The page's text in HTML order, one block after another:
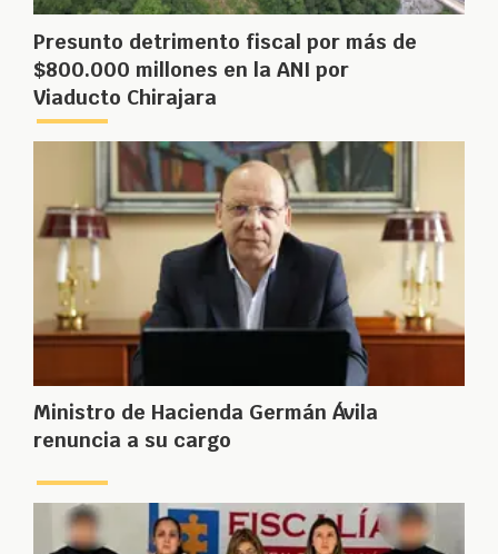
Presunto detrimento fiscal por más de
$800.000 millones en la ANI por
Viaducto Chirajara
Ministro de Hacienda Germán Ávila
renuncia a su cargo